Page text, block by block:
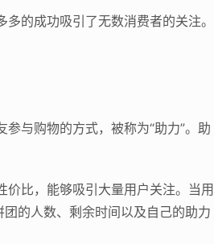
的成功吸引了无数消费者的关注。
与购物的方式，被称为“助力”。助
比，能够吸引大量用户关注。当用
的人数、剩余时间以及自己的助力